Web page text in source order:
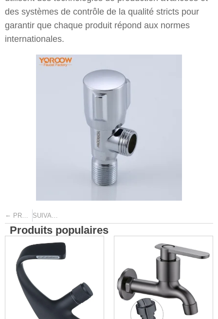
des systèmes de contrôle de la qualité stricts pour
garantir que chaque produit répond aux normes
internationales.
← PRÉCÉDENT SUIVANT
Produits populaires